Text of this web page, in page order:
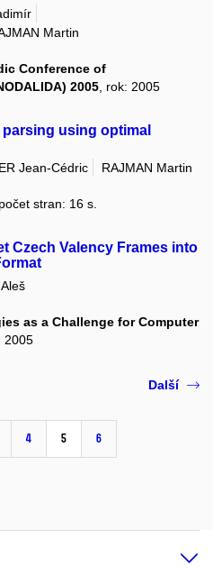
Martin
Conference of
2005 , rok: 2005
using optimal
Jean-Cédric
RAJMAN Martin
stran: 16 s.
Czech Valency Frames into
as a Challenge for Computer
2005
4 5 6
Další